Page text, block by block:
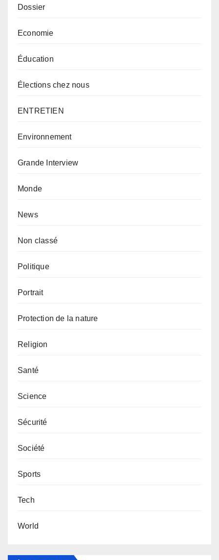
Dossier
Economie
Éducation
Élections chez nous
ENTRETIEN
Environnement
Grande Interview
Monde
News
Non classé
Politique
Portrait
Protection de la nature
Religion
Santé
Science
Sécurité
Société
Sports
Tech
World